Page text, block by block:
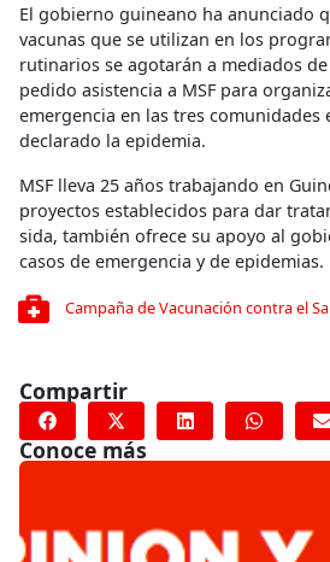
El gobierno guineano ha anunciado
vacunas que se utilizan en los
rutinarios se agotarán a mediados
pedido asistencia a MSF para
emergencia en las tres comunidades
declarado la epidemia.
MSF lleva 25 años trabajando en
proyectos establecidos para dar
sida, también ofrece su apoyo al
casos de emergencia y de epidemias.
Campaña de Vacunación contra el
Compartir
Conoce más